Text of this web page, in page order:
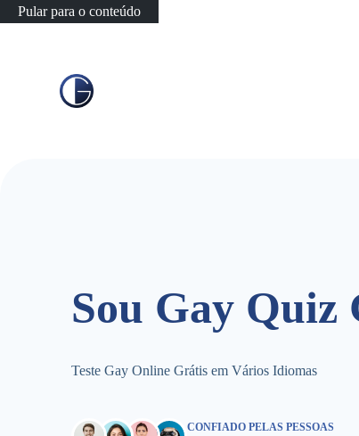
Pular para o conteúdo
Sou Gay
Teste Gay Online Grátis em Vários Idiomas
CONFIADO PELAS PESSOAS